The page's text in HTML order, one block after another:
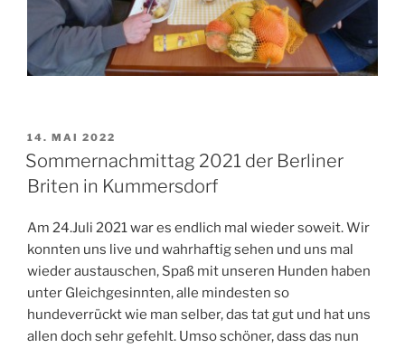
VERÖFFENTLICHT
AM
14. MAI 2022
Sommernachmittag 2021 der Berliner
Briten in Kummersdorf
Am 24.Juli 2021 war es endlich mal wieder soweit. Wir
konnten uns live und wahrhaftig sehen und uns mal
wieder austauschen, Spaß mit unseren Hunden haben
unter Gleichgesinnten, alle mindesten so
hundeverrückt wie man selber, das tat gut und hat uns
allen doch sehr gefehlt. Umso schöner, dass das nun